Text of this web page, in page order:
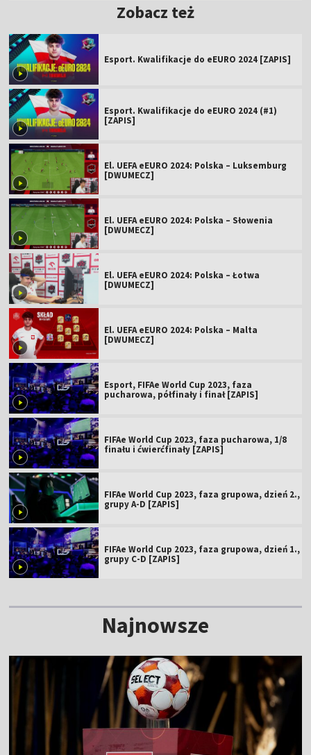
Zobacz też
Esport. Kwalifikacje do eEURO 2024 [ZAPIS]
Esport. Kwalifikacje do eEURO 2024 (#1)
[ZAPIS]
El. UEFA eEURO 2024: Polska – Luksemburg
[DWUMECZ]
El. UEFA eEURO 2024: Polska – Słowenia
[DWUMECZ]
El. UEFA eEURO 2024: Polska – Łotwa
[DWUMECZ]
El. UEFA eEURO 2024: Polska – Malta
[DWUMECZ]
Esport, FIFAe World Cup 2023, faza
pucharowa, półfinały i finał [ZAPIS]
FIFAe World Cup 2023, faza pucharowa, 1/8
finału i ćwierćfinały [ZAPIS]
FIFAe World Cup 2023, faza grupowa, dzień 2.,
grupy A-D [ZAPIS]
FIFAe World Cup 2023, faza grupowa, dzień 1.,
grupy C-D [ZAPIS]
Najnowsze